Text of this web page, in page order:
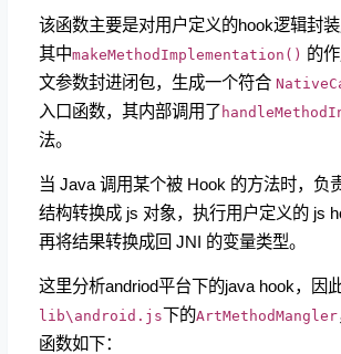
该函数主要是对用户定义的hook逻辑封装
其中makeMethodImplementation() 的
文参数封进闭包，生成一个符合
入口函数，其内部调用了
法。
当 Java 调用某个被 Hook 的方法时，负
结构转换成 js 对象，执行用户定义的 js
再将结果转换成回 JNI 的变量类型。
这里分析andriod平台下的java hook，因
lib\android.js下的ArtMethodMangler
函数如下：